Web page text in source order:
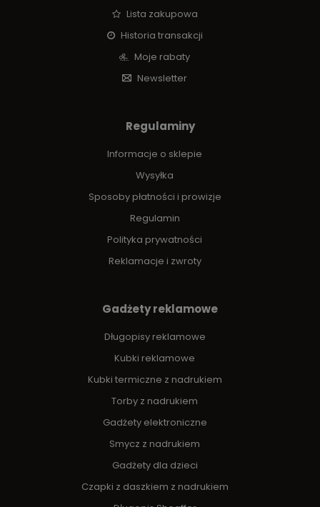
Lista zakupowa
Historia transakcji
Moje rabaty
Newsletter
Regulaminy
Informacje o sklepie
Wysyłka
Sposoby płatności i prowizje
Regulamin
Polityka prywatności
Reklamacje i zwroty
Gadżety reklamowe
Długopisy reklamowe
Kubki reklamowe
Kubki termiczne z nadrukiem
Torby z nadrukiem
Gadżety elektroniczne
Smycz z nadrukiem
Gadżety dla dzieci
Czapki z daszkiem z nadrukiem